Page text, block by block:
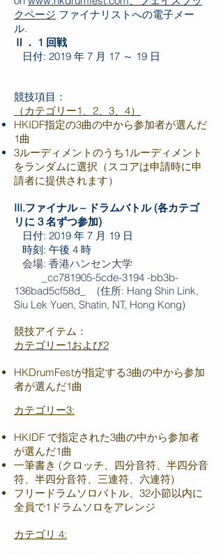
クページ ファイナリストへの電子メー
ル.
Ⅱ． 1 回戦
日付: 2019 年 7 月 17 ～ 19 日
競技項目：
（カテゴリー1、2、3、4）
HKIDF指定の3曲の中から参加者が選んだ
1曲
3ルーディメントのうち1ルーディメント
をランダムに選択（スコアは申請時に申
請者に提供されます）
III.ファイナル – ドラムバトル (各カテゴ
リに 3 名ずつ参加)
日付: 2019 年 7 月 19 日
時刻: 午後 4 時
会場: 香港ハンセン大学
_cc781905-5cde-3194 -bb3b-
136bad5cf58d_ (住所: Hang Shin Link,
Siu Lek Yuen, Shatin, NT, Hong Kong)
競技アイテム：
カテゴリー1および2
HKDrumFestが指定する3曲の中から参加
者が選んだ1曲
カテゴリー3:
HKIDF で指定された3曲の中から参加者
が選んだ1曲
一筆書き (クロッチ、四分音符、半四分音
符、半四分音符、三連符、六連符)
フリードラムソロバトル、32小節以内に
全員で1ドラムソロをアレンジ
カテゴリ 4: